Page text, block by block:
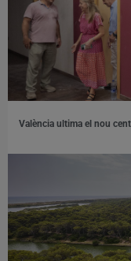
València ultima el nou